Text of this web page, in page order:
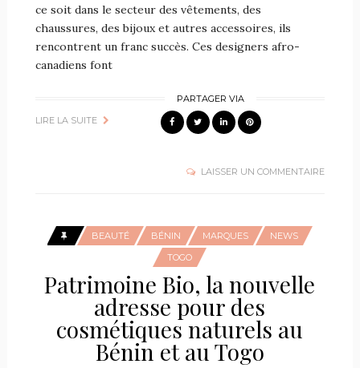
ce soit dans le secteur des vêtements, des
chaussures, des bijoux et autres accessoires, ils
rencontrent un franc succès. Ces designers afro-
canadiens font
LIRE LA SUITE
PARTAGER VIA
LAISSER UN COMMENTAIRE
BEAUTÉ BÉNIN MARQUES
NEWS
TOGO
Patrimoine Bio, la nouvelle
adresse pour des
cosmétiques naturels au
Bénin et au Togo